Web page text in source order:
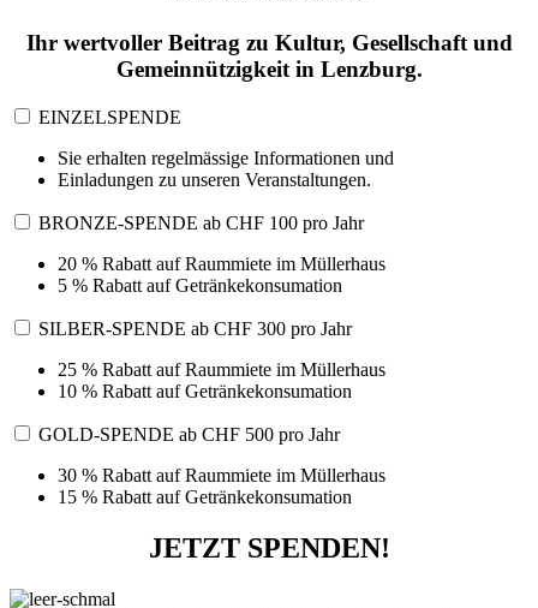
Ihr wertvoller Beitrag zu Kultur, Gesellschaft und
Gemeinnützigkeit in Lenzburg.
EINZELSPENDE
Sie erhalten regelmässige Informationen und
Einladungen zu unseren Veranstaltungen.
BRONZE-SPENDE ab CHF 100 pro Jahr
20 % Rabatt auf Raummiete im Müllerhaus
5 % Rabatt auf Getränkekonsumation
SILBER-SPENDE ab CHF 300 pro Jahr
25 % Rabatt auf Raummiete im Müllerhaus
10 % Rabatt auf Getränkekonsumation
GOLD-SPENDE ab CHF 500 pro Jahr
30 % Rabatt auf Raummiete im Müllerhaus
15 % Rabatt auf Getränkekonsumation
JETZT SPENDEN!